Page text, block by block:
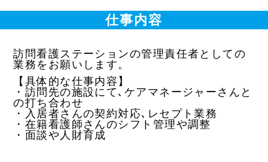
仕事内容
訪問看護ステーションの管理責任者としての
業務をお願いします。
【具体的な仕事内容】
・訪問先の施設にて､ケアマネージャーさんと
の打ち合わせ
・入居者さんの契約対応､レセプト業務
・在籍看護師さんのシフト管理や調整
・面談や人財育成